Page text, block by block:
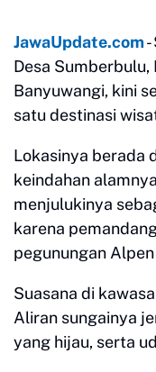
JawaUpdate.com-
Desa Sumberbulu,
Banyuwangi, kini
satu destinasi
Lokasinya berada
keindahan
menjulukinya
karena
pegunungan
Suasana di
Aliran sungainya
yang hijau, serta